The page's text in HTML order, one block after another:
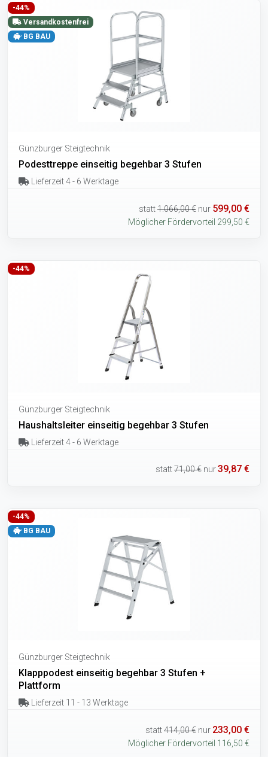
-44%
Versandkostenfrei
BG BAU
Günzburger Steigtechnik
Podesttreppe einseitig begehbar 3 Stufen
Lieferzeit 4 - 6 Werktage
statt1.066,00 € nur 599,00 €
Möglicher Fördervorteil 299,50 €
-44%
Günzburger Steigtechnik
Haushaltsleiter einseitig begehbar 3 Stufen
Lieferzeit 4 - 6 Werktage
statt71,00 € nur39,87 €
-44%
BG BAU
Günzburger Steigtechnik
Klapppodest einseitig begehbar 3 Stufen +
Plattform
Lieferzeit 11 - 13 Werktage
statt414,00 € nur 233,00 €
Möglicher Fördervorteil 116,50 €